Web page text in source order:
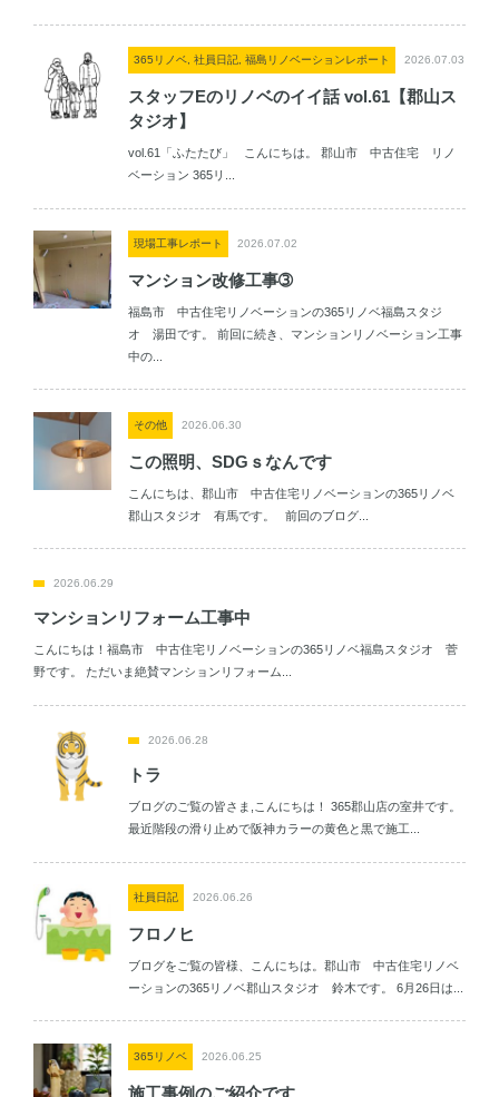
365リノベ, 社員日記, 福島リノベーションレポート 2026.07.03
スタッフEのリノベのイイ話 vol.61【郡山ス
タジオ】
vol.61「ふたたび」 こんにちは。 郡山市 中古住宅 リノ
ベーション 365リ...
現場工事レポート 2026.07.02
マンション改修工事➂
福島市 中古住宅リノベーションの365リノベ福島スタジ
オ 湯田です。 前回に続き、マンションリノベーション工事
中の...
その他 2026.06.30
この照明、SDGｓなんです
こんにちは、郡山市 中古住宅リノベーションの365リノベ
郡山スタジオ 有馬です。 前回のブログ...
2026.06.29
マンションリフォーム工事中
こんにちは！福島市 中古住宅リノベーションの365リノベ福島スタジオ 菅
野です。 ただいま絶賛マンションリフォーム...
2026.06.28
トラ
ブログのご覧の皆さま,こんにちは！ 365郡山店の室井です。
最近階段の滑り止めで阪神カラーの黄色と黒で施工...
社員日記 2026.06.26
フロノヒ
ブログをご覧の皆様、こんにちは。郡山市 中古住宅リノベ
ーションの365リノベ郡山スタジオ 鈴木です。 6月26日は...
365リノベ 2026.06.25
施工事例のご紹介です